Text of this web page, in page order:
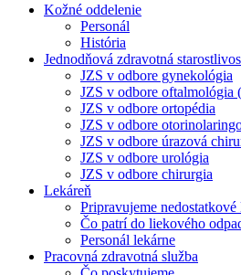
Kožné oddelenie
Personál
História
Jednodňová zdravotná
JZS v odbore gynekológia
JZS v odbore oftalmológia
JZS v odbore ortopédia
JZS v odbore
JZS v odbore úrazová
JZS v odbore urológia
JZS v odbore chirurgia
Lekáreň
Pripravujeme
Čo patrí do liekového
Personál lekárne
Pracovná zdravotná služba